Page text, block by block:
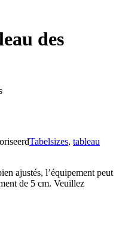
des
Tabelsizes, tableau
ajustés, l’équipement peut
de 5 cm. Veuillez